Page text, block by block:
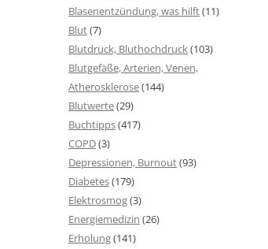
Blasenentzündung, was hilft(11)
Blut(7)
Blutdruck, Bluthochdruck(103)
Blutgefäße, Arterien, Venen,
Atherosklerose(144)
Blutwerte(29)
Buchtipps(417)
COPD(3)
Depressionen, Burnout(93)
Diabetes(179)
Elektrosmog(3)
Energiemedizin (26)
Erholung(141)